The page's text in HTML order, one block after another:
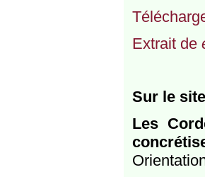
Extrait de
Sur le
Les